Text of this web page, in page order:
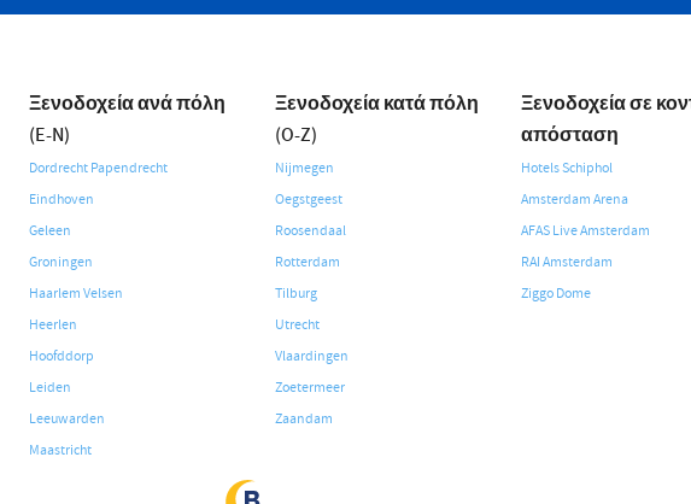
Ξενοδοχεία ανά πόλη
(E-N)
Dordrecht Papendrecht
Eindhoven
Geleen
Groningen
Haarlem Velsen
Heerlen
Hoofddorp
Leiden
Leeuwarden
Maastricht
Ξενοδοχεία κατά πόλη
(O-Z)
Nijmegen
Oegstgeest
Roosendaal
Rotterdam
Tilburg
Utrecht
Vlaardingen
Zoetermeer
Zaandam
Ξενοδοχεία σε
απόσταση
Hotels Schiphol
Amsterdam Arena
AFAS Live Amsterdam
RAI Amsterdam
Ziggo Dome